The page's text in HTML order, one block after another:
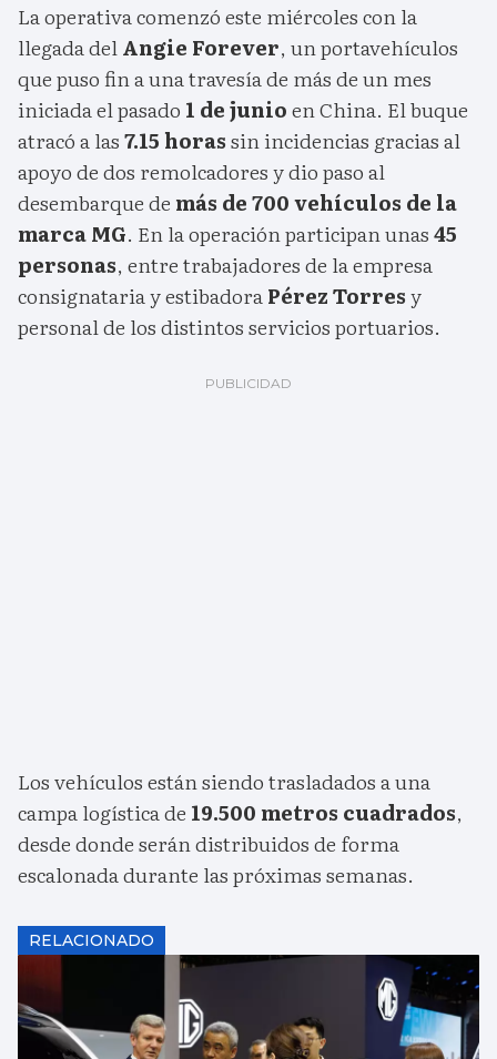
La operativa comenzó este miércoles con la
llegada delAngie Forever, un portavehículos
que puso fin a una travesía de más de un mes
iniciada el pasado 1 de junioen China. El buque
atracó a las7.15 horassin incidencias gracias al
apoyo de dos remolcadores y dio paso al
desembarque de más de 700 vehículos de la
marca MG. En la operación participan unas45
personas, entre trabajadores de la empresa
consignataria y estibadoraPérez Torresy
personal de los distintos servicios portuarios.
Los vehículos están siendo trasladados a una
campa logística de 19.500 metros cuadrados,
desde donde serán distribuidos de forma
escalonada durante las próximas semanas.
RELACIONADO